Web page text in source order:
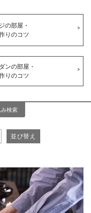
の部屋・
りのコツ
ンの部屋・
りのコツ
事が可能です
ドセンチュリー
クススタイル
ビーシック
ニング
ワー
ァ
りました
検索